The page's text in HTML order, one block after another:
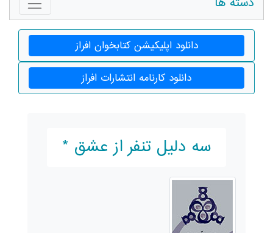
دانلود اپلیکیشن کتابخوان افراز
دانلود کارنامه انتشارات افراز
سه دلیل تنفر از عشق *